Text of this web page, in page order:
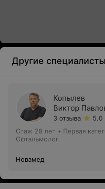
Другие специалисты
Копылев
Виктор
3 отзыва
5.0
Стаж 28 лет • Первая
Офтальмолог
Новамед